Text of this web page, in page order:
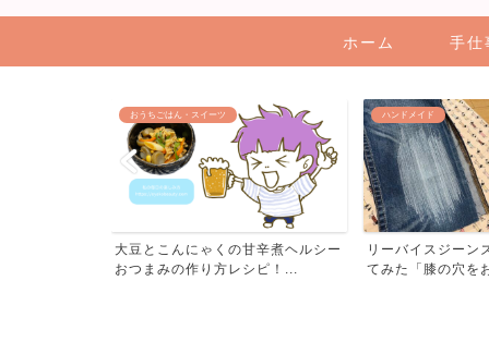
ホーム 手仕
おうちごはん・スイーツ
大豆とこんにゃくの甘辛煮ヘルシー
おつまみの作り方レシピ！...
ハンドメイド
リーバイスジーン
てみた「膝の穴を